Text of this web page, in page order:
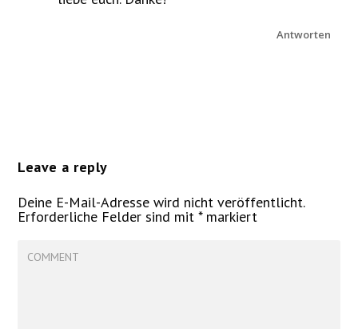
Antworten
Leave a reply
Deine E-Mail-Adresse wird nicht veröffentlicht.
Erforderliche Felder sind mit*markiert